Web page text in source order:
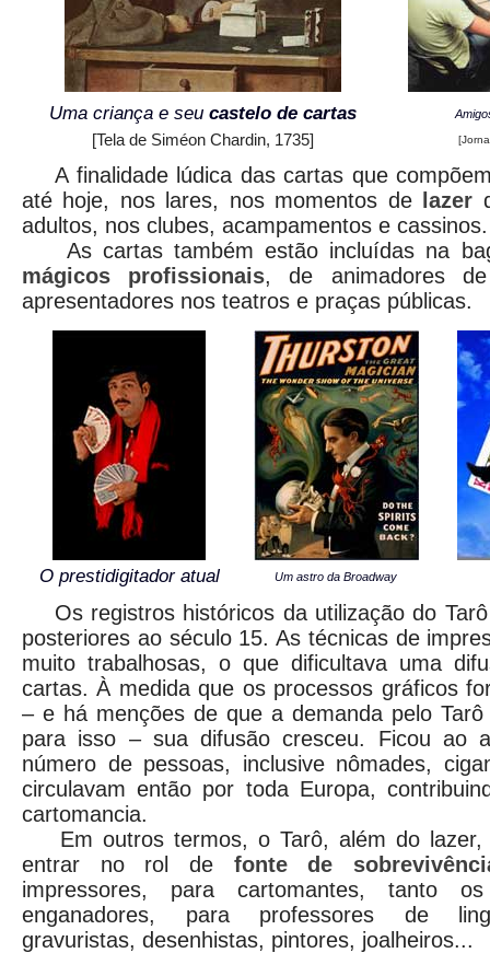
Uma criança e seu castelo de cartas
[Tela de Siméon Chardin, 1735]
A finalidade lúdica das cartas que
até hoje, nos lares, nos momentos de
lazer
adultos, nos clubes, acampamentos e cassinos.
As cartas também estão incluídas na
mágicos profissionais, de animadores
apresentadores nos teatros e praças públicas.
O prestidigitador atual Um astro da Broadway
Os registros históricos da utilização do
posteriores ao século 15. As técnicas de
muito trabalhosas, o que dificultava uma
cartas. À medida que os processos gráficos
– e há menções de que a demanda pelo
para isso – sua difusão cresceu. Ficou ao
número de pessoas, inclusive nômades,
circulavam então por toda Europa,
cartomancia.
Em outros termos, o Tarô, além do lazer,
entrar no rol de fonte de
impressores, para cartomantes, tanto
enganadores, para professores de
gravuristas, desenhistas, pintores, joalheiros...